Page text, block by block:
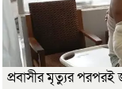
প্রবাসীর মৃত্যুর পরপরই